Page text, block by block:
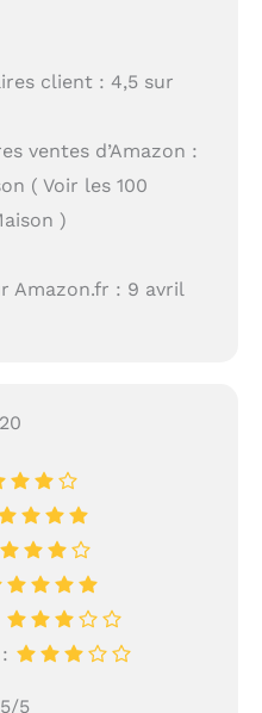
client : 4,5 sur
ventes d’Amazon :
( Voir les 100
)
Amazon.fr : 9 avril
5